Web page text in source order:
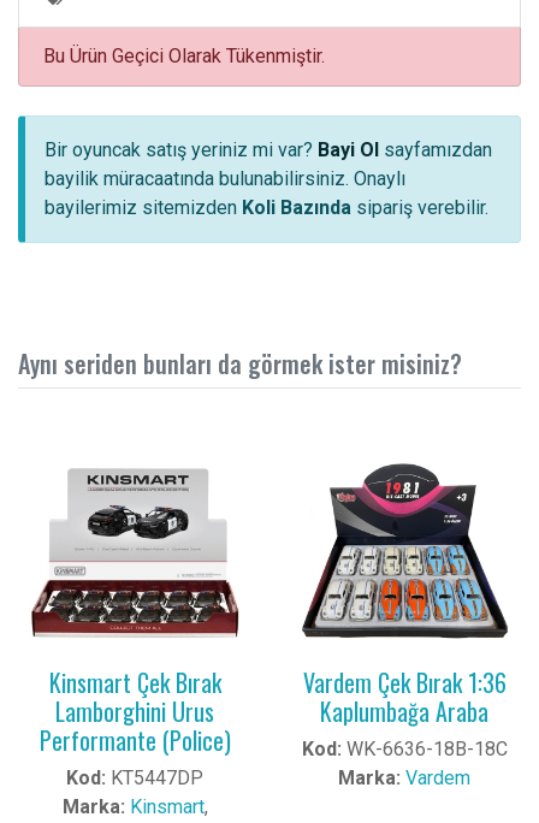
Bu Ürün Geçici Olarak Tükenmiştir.
Bir oyuncak satış yeriniz mi var? Bayi Ol sayfamızdan
bayilik müracaatında bulunabilirsiniz. Onaylı
bayilerimiz sitemizden Koli Bazında sipariş verebilir.
Aynı seriden bunları da görmek ister misiniz?
Kinsmart Çek Bırak
Lamborghini Urus
Performante (Police)
Kod: KT5447DP
Marka: Kinsmart,
Vardem Çek Bırak 1:36
Kaplumbağa Araba
Kod: WK-6636-18B-18C
Marka: Vardem